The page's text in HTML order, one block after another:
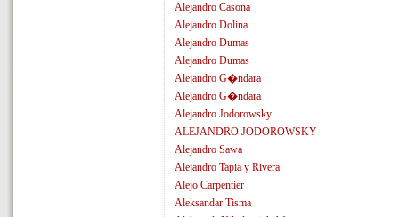
Alejandro Casona
Alejandro Dolina
Alejandro Dumas
Alejandro Dumas
Alejandro G�ndara
Alejandro G�ndara
Alejandro Jodorowsky
ALEJANDRO JODOROWSKY
Alejandro Sawa
Alejandro Tapia y Rivera
Alejo Carpentier
Aleksandar Tisma